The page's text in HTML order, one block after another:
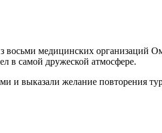
восьми медицинских организаций
в самой дружеской атмосфере.
и выказали желание повторения